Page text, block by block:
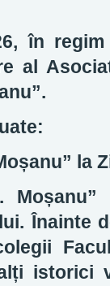
în
al
la
Înainte
istorici